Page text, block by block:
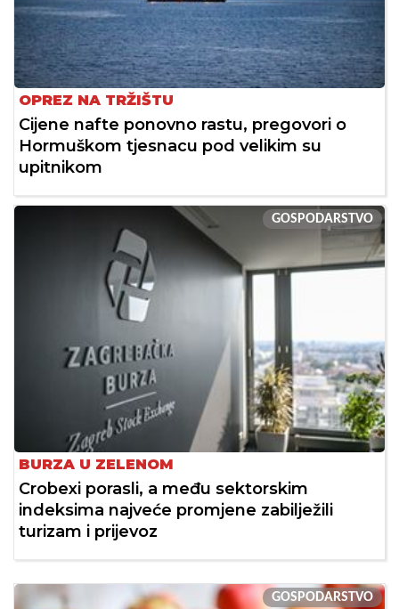
OPREZ NA TRŽIŠTU
Cijene nafte ponovno rastu, pregovori o
Hormuškom tjesnacu pod velikim su
upitnikom
GOSPODARSTVO
BURZA U ZELENOM
Crobexi porasli, a među sektorskim
indeksima najveće promjene zabilježili
turizam i prijevoz
GOSPODARSTVO